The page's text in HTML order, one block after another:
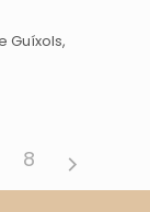
Guíxols,
8